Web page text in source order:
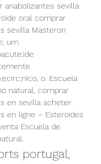
anabolizantes sevilla
oral comprar
sevilla Masteron
um
o. Escuela
natural, comprar
en sevilla acheter
en ligne – Esteroides
Escuela de
portugal,